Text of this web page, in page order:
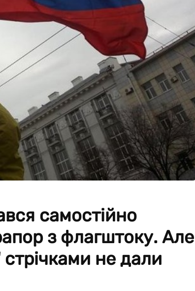
самостійно
з флагштоку. Але
стрічками не дали